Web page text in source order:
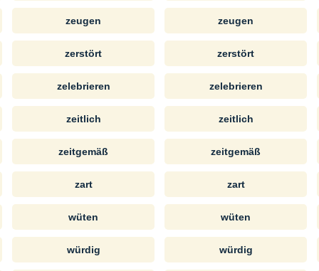
zeugen
zerstört
zelebrieren
zeitlich
zeitgemäß
zart
wüten
würdig
zeugen
zerstört
zelebrieren
zeitlich
zeitgemäß
zart
wüten
würdig